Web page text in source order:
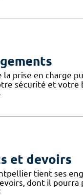
la prise en charge
sécurité et votre
et devoirs
tient ses
dont il pourra